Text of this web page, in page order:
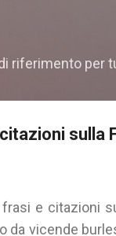
riferimento per
sulla
e citazioni
da vicende